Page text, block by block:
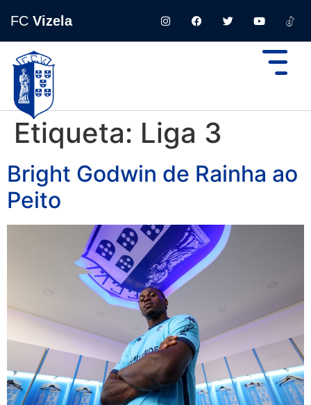
FC Vizela
Etiqueta: Liga 3
Bright Godwin de Rainha ao
Peito